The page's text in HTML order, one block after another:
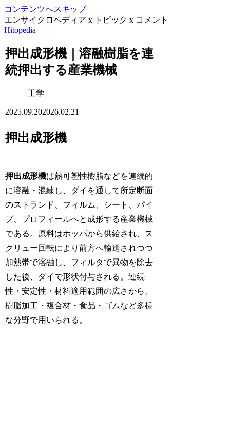
コンテンツへスキップ
エンサイクロペディア x トピック x コメント
Hitopedia
押出成形機｜溶融樹脂を連
続押出する産業機械
工学
2025.09.202026.02.21
押出成形機
押出成形機は熱可塑性樹脂などを連続的
に溶融・混練し、ダイを通して所定断面
のストランド、フィルム、シート、パイ
プ、プロフィールへと成形する産業機械
である。原料はホッパから供給され、ス
クリュー回転により前方へ輸送されつつ
加熱帯で溶融し、フィルタで異物を除去
した後、ダイで形状付与される。連続
性・安定性・材料適用範囲の広さから、
樹脂加工・複合材・食品・ゴムなど多様
な分野で用いられる。